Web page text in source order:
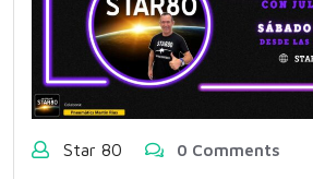
Star 80 0 Comments